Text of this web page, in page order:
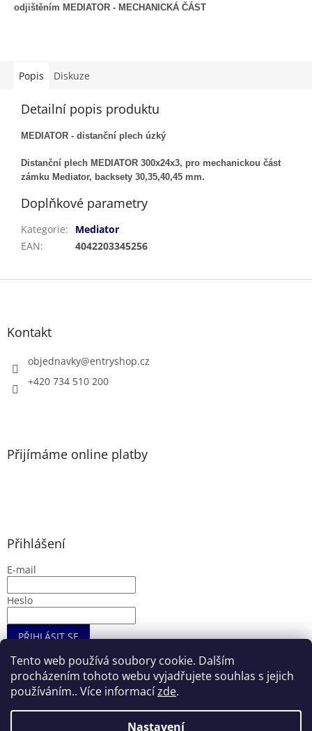
Tento web používá soubory cookie. Dalším
procházením tohoto webu vyjadřujete souhlas s jejich
používáním.. Více informacízde.
Nastavení
odjištěním MEDIATOR - MECHANICKÁ ČÁST
Popis Diskuze
Detailní popis produktu
MEDIATOR - distanční plech úzký
Distanční plech MEDIATOR 300x24x3, pro mechanickou část
zámku Mediator, backsety 30,35,40,45 mm.
Doplňkové parametry
Kategorie:
Mediator
EAN: 4042203345256
Z
Kontakt
objednavky@entryshop.cz
+420 734 510 200
Přijímáme online platby
Přihlášení
E-mail
Heslo
PŘIHLÁSIT SE
Nová registraceZapomenuté heslo